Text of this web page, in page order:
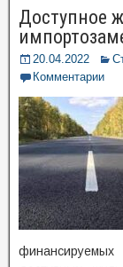
Доступное
20.04.2022
Комментарии